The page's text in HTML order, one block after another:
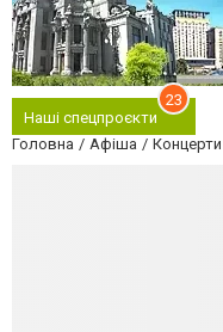
Наші спецпроєкти
23
Головна Афіша Концерти